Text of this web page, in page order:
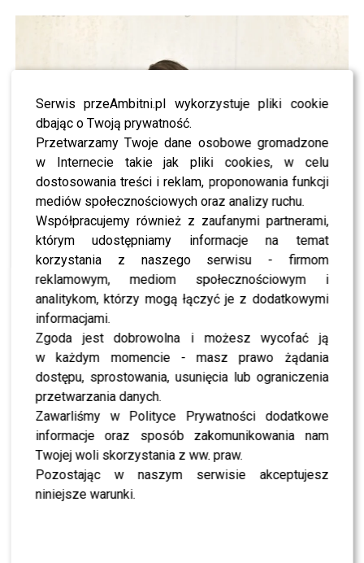
Serwis przeAmbitni.pl wykorzystuje pliki cookie
dbając o Twoją prywatność.
Przetwarzamy Twoje dane osobowe gromadzone
w Internecie takie jak pliki cookies, w celu
dostosowania treści i reklam, proponowania funkcji
mediów społecznościowych oraz analizy ruchu.
Współpracujemy również z zaufanymi partnerami,
którym udostępniamy informacje na temat
korzystania z naszego serwisu - firmom
reklamowym, mediom społecznościowym i
analitykom, którzy mogą łączyć je z dodatkowymi
informacjami.
Zgoda jest dobrowolna i możesz wycofać ją
w każdym momencie - masz prawo żądania
dostępu, sprostowania, usunięcia lub ograniczenia
przetwarzania danych.
Zawarliśmy w Polityce Prywatności dodatkowe
informacje oraz sposób zakomunikowania nam
Twojej woli skorzystania z ww. praw.
Pozostając w naszym serwisie akceptujesz
niniejsze warunki.